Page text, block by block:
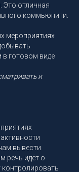
Это отличная
коммьюнити.
мероприятиях
готовом виде
и
вывести
речь идёт о
контролировать